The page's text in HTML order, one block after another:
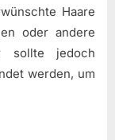
Haare
oder andere
sollte jedoch
werden, um